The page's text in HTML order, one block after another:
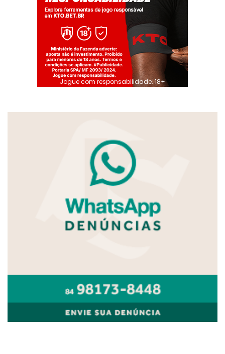
Jogue com responsabilidade. 18+